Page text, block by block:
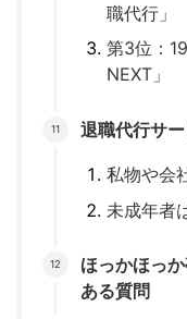
職代行」
第3位：
NEXT」
退職代行サ
私物や会
未成年者
ほっかほっ
ある質問